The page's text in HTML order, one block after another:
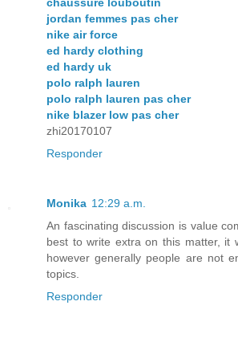
jordan femmes pas cher
nike air force
ed hardy clothing
ed hardy uk
polo ralph lauren
polo ralph lauren pas cher
nike blazer low pas cher
zhi20170107
Responder
Monika 12:29 a.m.
An fascinating discussion is value
best to write extra on this matter, it
however generally people are not
topics.
Responder